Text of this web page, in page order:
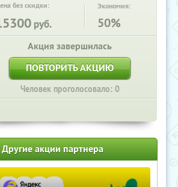
без скидки:
руб.
Экономия:
50%
Акция завершилась
ПОВТОРИТЬ АКЦИЮ
Человек проголосовало: 0
Другие акции партнера